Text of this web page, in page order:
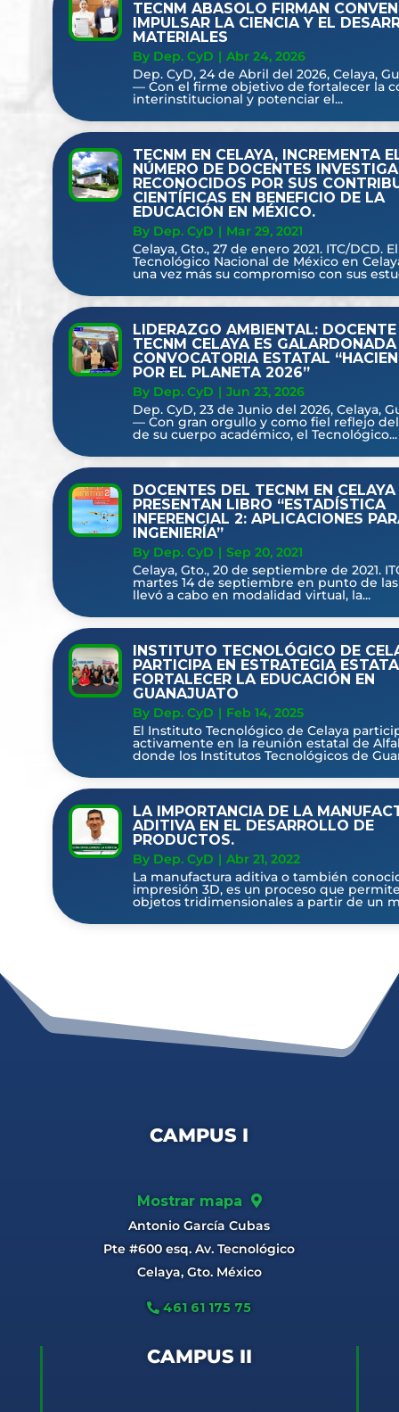
TECNM ABASOLO FIRMAN
IMPULSAR LA CIENCIA Y EL
MATERIALES
By Dep. CyD | Abr 24, 2026
Dep. CyD, 24 de Abril del 2026, Celaya,
— Con el firme objetivo de fortalecer la
interinstitucional y potenciar el...
TECNM EN CELAYA, INCREMENTA
NÚMERO DE DOCENTES
RECONOCIDOS POR SUS
CIENTÍFICAS EN BENEFICIO DE LA
EDUCACIÓN EN MÉXICO.
By Dep. CyD | Mar 29, 2021
Celaya, Gto., 27 de enero 2021. ITC/DCD. El
Tecnológico Nacional de México en
una vez más su compromiso con sus
LIDERAZGO AMBIENTAL:
TECNM CELAYA ES
CONVOCATORIA ESTATAL
POR EL PLANETA 2026”
By Dep. CyD | Jun 23, 2026
Dep. CyD, 23 de Junio del 2026, Celaya,
— Con gran orgullo y como fiel reflejo
de su cuerpo académico, el Tecnológico...
DOCENTES DEL TECNM EN CELAYA
PRESENTAN LIBRO “ESTADÍSTICA
INFERENCIAL 2: APLICACIONES
INGENIERÍA”
By Dep. CyD | Sep 20, 2021
Celaya, Gto., 20 de septiembre de 2021.
martes 14 de septiembre en punto de las
llevó a cabo en modalidad virtual, la...
INSTITUTO TECNOLÓGICO DE
PARTICIPA EN ESTRATEGIA
FORTALECER LA EDUCACIÓN EN
GUANAJUATO
By Dep. CyD | Feb 14, 2025
El Instituto Tecnológico de Celaya
activamente en la reunión estatal de
donde los Institutos Tecnológicos de
LA IMPORTANCIA DE LA
ADITIVA EN EL DESARROLLO DE
PRODUCTOS.
By Dep. CyD | Abr 21, 2022
La manufactura aditiva o también
impresión 3D, es un proceso que
objetos tridimensionales a partir de un
CAMPUS I
Mostrar mapa
Antonio García Cubas
Pte #600 esq. Av. Tecnológico
Celaya, Gto. México
461 61 175 75
CAMPUS II